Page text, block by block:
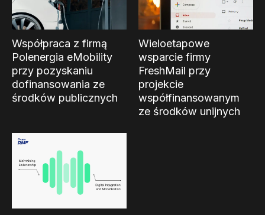
Współpraca z firmą
Polenergia eMobility
przy pozyskaniu
dofinansowania ze
środków publicznych
Wieloetapowe
wsparcie firmy
FreshMail przy
projekcie
współfinansowanym
ze środków unijnych